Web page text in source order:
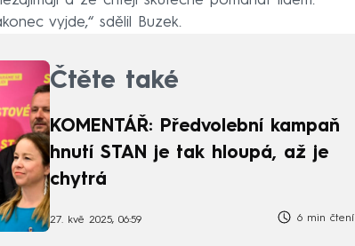
vyjde,“ sdělil Buzek.
Čtěte také
KOMENTÁŘ: Předvolební kampaň
hnutí STAN je tak hloupá, až je
chytrá
27. kvě 2025, 06:59 6 min čtení